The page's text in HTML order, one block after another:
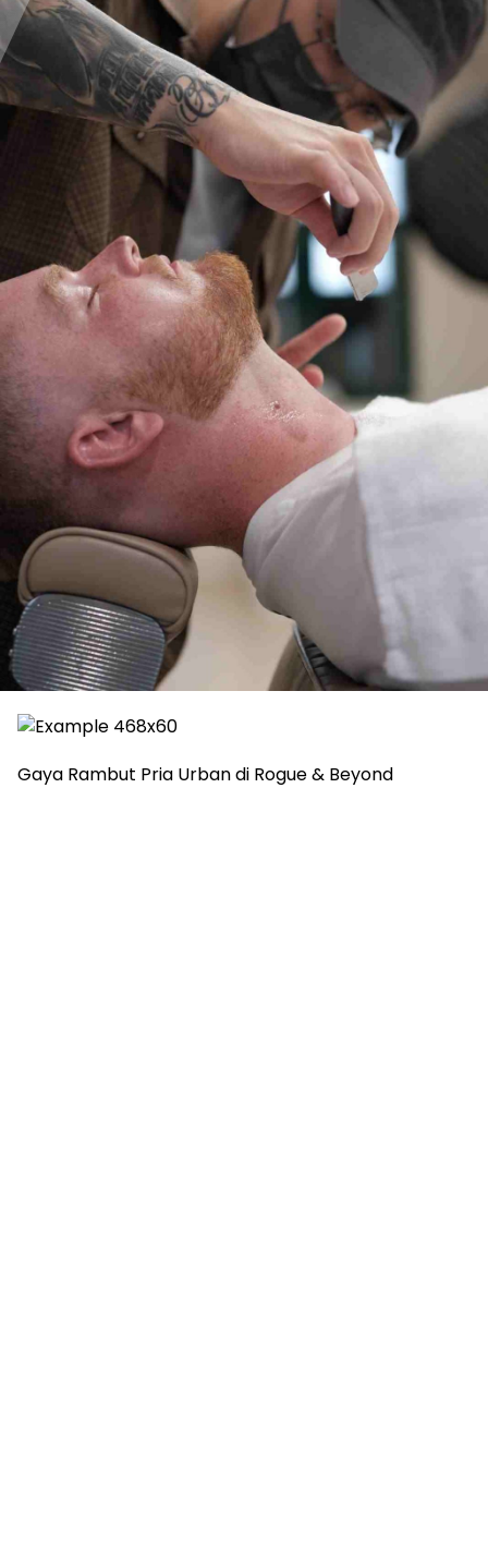
Gaya Rambut Pria Urban di Rogue & Beyond